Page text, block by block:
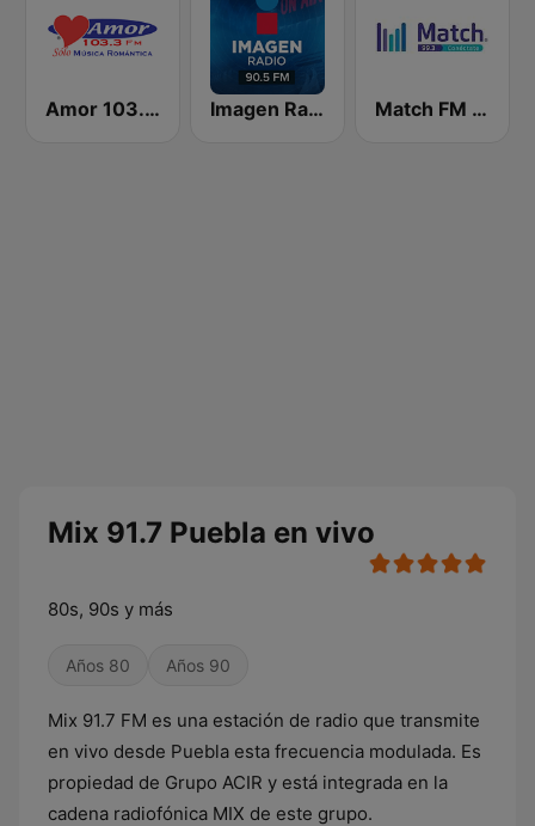
Amor 103.3 FM Imagen Radio 90.5 FM Match FM 99.3
Mix 91.7 Puebla en vivo
80s, 90s y más
Años 80 Años 90
Mix 91.7 FM es una estación de radio que transmite
en vivo desde Puebla esta frecuencia modulada. Es
propiedad de Grupo ACIR y está integrada en la
cadena radiofónica MIX de este grupo.